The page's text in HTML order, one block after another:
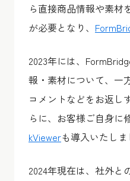
ら直接商品情報や素材
が必要となり、
2023年には、
報・素材について、一
コメントなどをお返し
らに、お客様ご自身に
kViewerも導入いたしま
2024年現在は、社外と